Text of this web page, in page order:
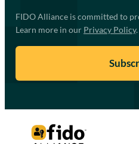
FIDO Alliance is committed to
Learn more in our Privacy Policy.